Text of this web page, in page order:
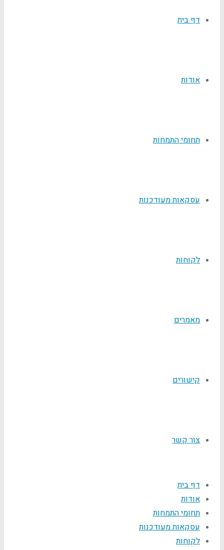
דף בית
אודות
תחומי התמחות
עסקאות מעודכנות
לקוחות
מאמרים
קישורים
צור קשר
דף בית
אודות
תחומי התמחות
עסקאות מעודכנות
לקוחות